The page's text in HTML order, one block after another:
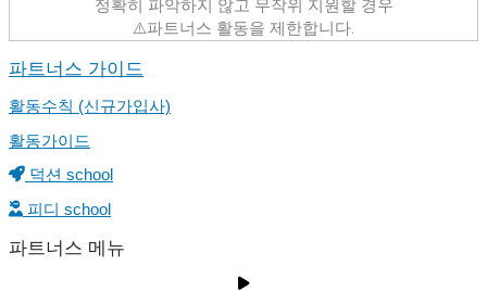
정확히 파악하지 않고 무작위 지원할 경우
⚠️파트너스 활동을 제한합니다.
파트너스 가이드
활동수칙 (신규가입사)
활동가이드
덕션 school
피디 school
파트너스 메뉴